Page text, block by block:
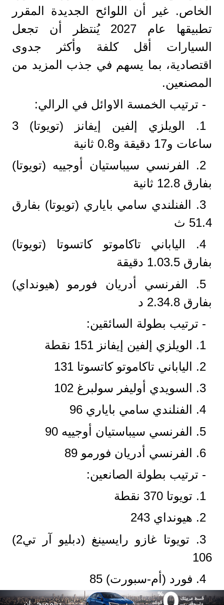
الخاص. غير أن اللوائح الجديدة المقرر
تطبيقها عام 2027 يُنتظر أن تجعل
السيارات أقل كلفة وأكثر جدوى
اقتصادية، بما يسهم في جذب المزيد من
المصنعين.
- ترتيب الخمسة الاوائل في الرالي:
1. الويلزي إلفين إيفانز (تويوتا) 3
ساعات و17 دقيقة و0.8 ثانية
2. الفرنسي سيباستيان أوجييه (تويوتا)
بفارق 12.8 ثانية
3. الفنلندي سامي باياري (تويوتا) بفارق
51.4 ث
4. الياباني تاكاموتو كاتسوتا (تويوتا)
بفارق 1.03.5 دقيقة
5. الفرنسي أدريان فورمو (هيونداي)
بفارق 2.34.8 د
- ترتيب بطولة السائقين:
1. الويلزي إلفين إيفانز 151 نقطة
2. الياباني تاكاموتو كاتسوتا 131
3. السويدي أوليفر سولبرغ 102
4. الفنلندي سامي باياري 96
5. الفرنسي سيباستيان أوجييه 90
6. الفرنسي أدريان فورمو 89
- ترتيب بطولة الصانعين:
1. تويوتا 370 نقطة
2. هيونداي 243
3. تويوتا غازو رايسينغ (دبليو آر تي2)
106
4. فورد (أم-سبورت) 85